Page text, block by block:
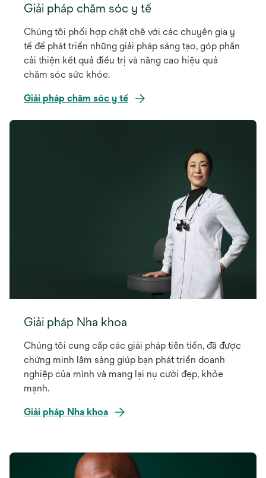
Giải pháp chăm sóc y tế
Chúng tôi phối hợp chặt chẽ với các chuyên gia y
tế để phát triển những giải pháp sáng tạo, góp phần
cải thiện kết quả điều trị và nâng cao hiệu quả
chăm sóc sức khỏe.
Giải pháp chăm sóc y tế
Giải pháp Nha khoa
Chúng tôi cung cấp các giải pháp tiên tiến, đã được
chứng minh lâm sàng giúp bạn phát triển doanh
nghiệp của mình và mang lại nụ cười đẹp, khỏe
mạnh.
Giải pháp Nha khoa